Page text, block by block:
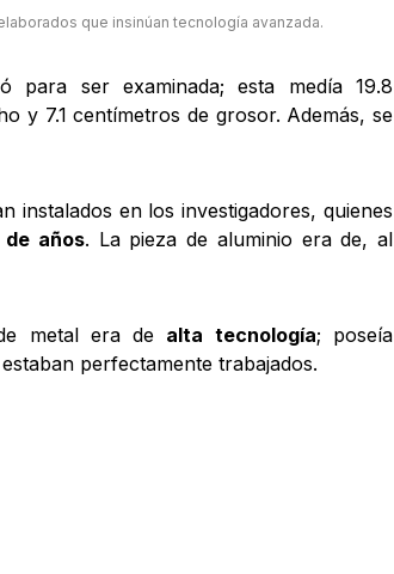
que insinúan tecnología avanzada.
para ser examinada; esta medía 19.8
y 7.1 centímetros de grosor. Además, se
instalados en los investigadores, quienes
de años. La pieza de aluminio era de, al
metal era de alta tecnología; poseía
perfectamente trabajados.